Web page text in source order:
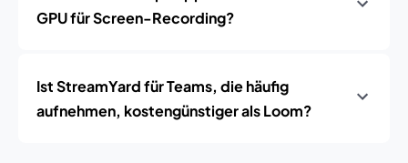
GPU für Screen-Recording?
Ist StreamYard für Teams, die häufig
aufnehmen, kostengünstiger als Loom?